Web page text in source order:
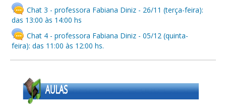
Chat 3 - professora Fabiana Diniz - 26/11 (terça-feira):
das 13:00 às 14:00 hs
Chat 4 - professora Fabiana Diniz - 05/12 (quinta-
feira): das 11:00 às 12:00 hs.